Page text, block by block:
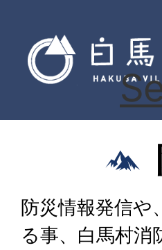
防災情報発信や
る事、白馬村